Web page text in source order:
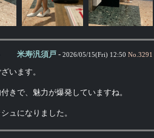
米寿汎須戸 - 2026/05/15(Fri) 12:50 No. 3291
います。
きで、魅力が爆発していますね。
ュになりました。